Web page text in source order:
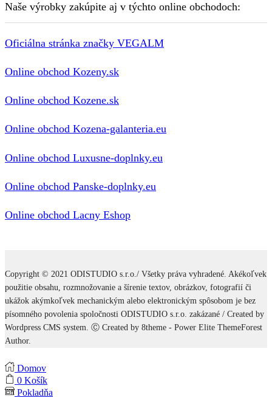
Naše výrobky zakúpite aj v týchto online obchodoch:
Oficiálna stránka značky VEGALM
Online obchod Kozeny.sk
Online obchod Kozene.sk
Online obchod Kozena-galanteria.eu
Online obchod Luxusne-doplnky.eu
Online obchod Panske-doplnky.eu
Online obchod Lacny Eshop
Copyright © 2021 ODISTUDIO s.r.o./ Všetky práva vyhradené. Akékoľvek
použitie obsahu, rozmnožovanie a šírenie textov, obrázkov, fotografií či
ukážok akýmkoľvek mechanickým alebo elektronickým spôsobom je bez
písomného povolenia spoločnosti ODISTUDIO s.r.o. zakázané / Created by
Wordpress CMS system. Ⓒ Created by 8theme - Power Elite ThemeForest
Author.
Domov
0 Košík
Pokladňa